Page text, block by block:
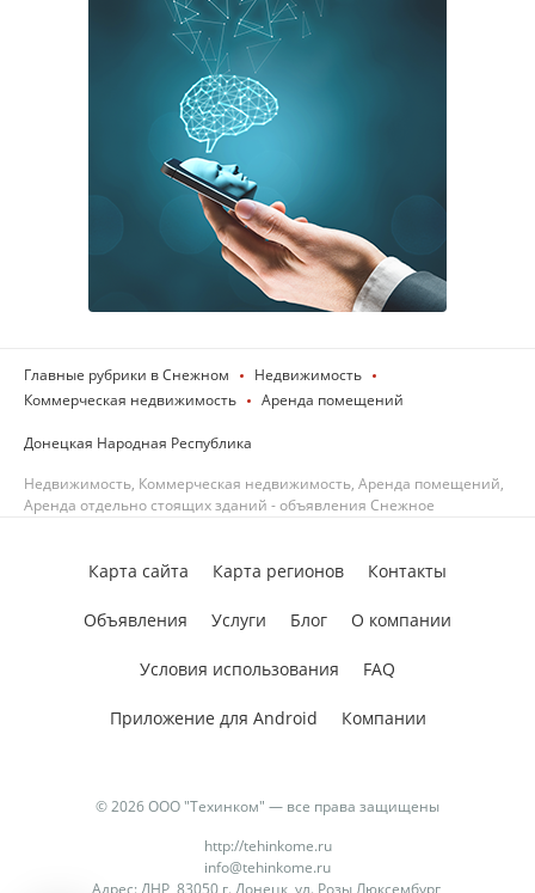
Главные рубрики в Снежном
Недвижимость
Коммерческая недвижимость
Аренда помещений
Донецкая Народная Республика
Недвижимость, Коммерческая недвижимость, Аренда помещений,
Аренда отдельно стоящих зданий - объявления Снежное
© 2026 ООО "Техинком" — все права защищены
http://tehinkome.ru
info@tehinkome.ru
Карта сайта Карта регионов Контакты
Объявления Услуги Блог О компании
Условия использования FAQ
Приложение для Android Компании